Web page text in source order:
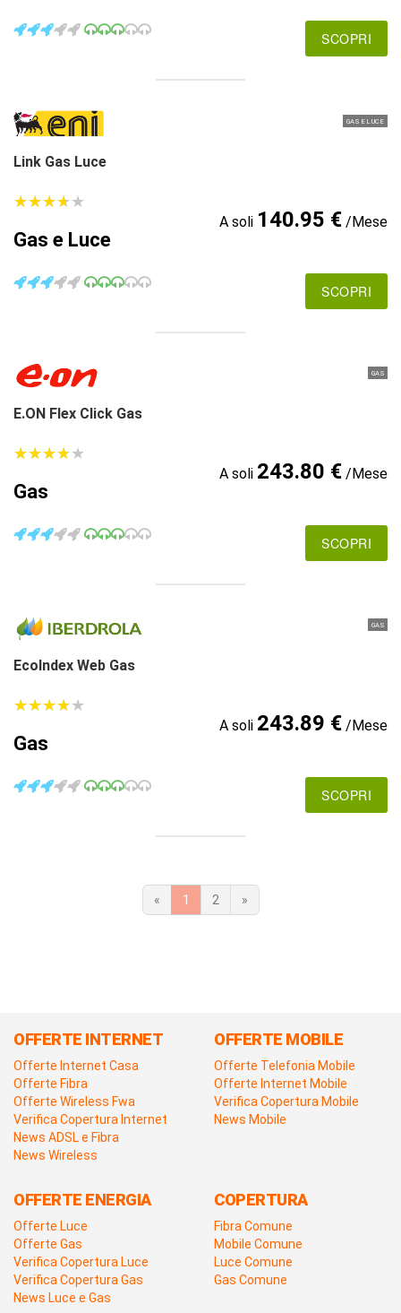
SCOPRI
GAS E LUCE
Link Gas Luce
★★★★★
★★★★★
Gas e Luce
A soli 140.95 €/Mese
SCOPRI
GAS
E.ON Flex Click Gas
★★★★★
★★★★★
Gas
A soli 243.80 €/Mese
SCOPRI
GAS
EcoIndex Web Gas
★★★★★
★★★★★
Gas
A soli 243.89 €/Mese
SCOPRI
« 1 2 »
OFFERTE INTERNET
Offerte Internet Casa
Offerte Fibra
Offerte Wireless Fwa
Verifica Copertura Internet
News ADSL e Fibra
News Wireless
OFFERTE MOBILE
Offerte Telefonia Mobile
Offerte Internet Mobile
Verifica Copertura Mobile
News Mobile
OFFERTE ENERGIA
Offerte Luce
Offerte Gas
Verifica Copertura Luce
Verifica Copertura Gas
News Luce e Gas
COPERTURA
Fibra Comune
Mobile Comune
Luce Comune
Gas Comune